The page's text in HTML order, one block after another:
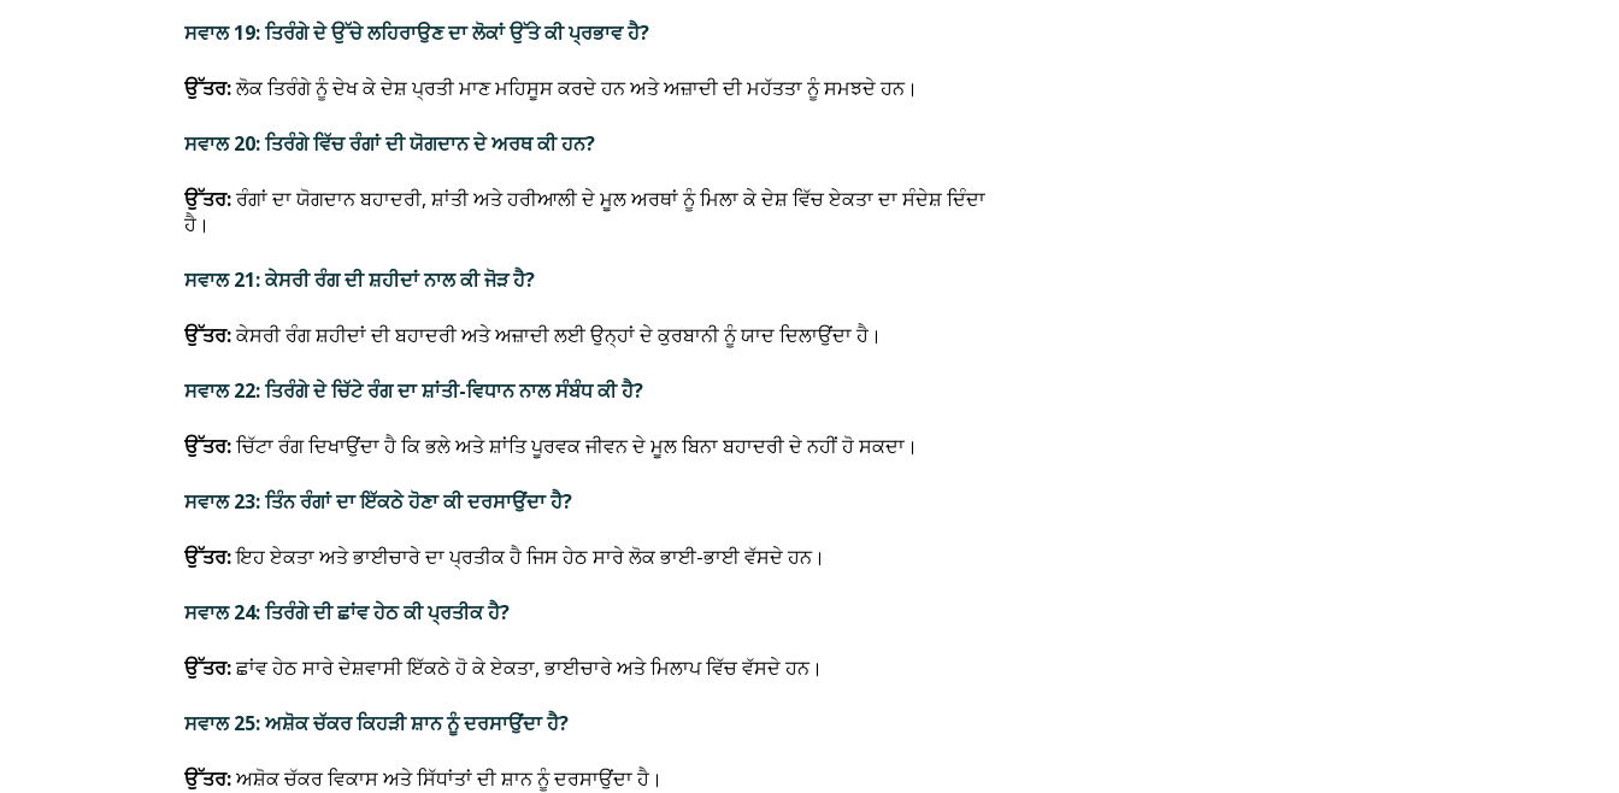
ਸਵਾਲ 19: ਤਿਰੰਗੇ ਦੇ ਉੱਚੇ ਲਹਿਰਾਉਣ ਦਾ ਲੋਕਾਂ ਉੱਤੇ ਕੀ ਪ੍ਰਭਾਵ ਹੈ?
ਉੱਤਰ:ਲੋਕ ਤਿਰੰਗੇ ਨੂੰ ਦੇਖ ਕੇ ਦੇਸ਼ ਪ੍ਰਤੀ ਮਾਣ ਮਹਿਸੂਸ ਕਰਦੇ ਹਨ ਅਤੇ ਅਜ਼ਾਦੀ ਦੀ ਮਹੱਤਤਾ ਨੂੰ ਸਮਝਦੇ ਹਨ।
ਸਵਾਲ 20: ਤਿਰੰਗੇ ਵਿੱਚ ਰੰਗਾਂ ਦੀ ਯੋਗਦਾਨ ਦੇ ਅਰਥ ਕੀ ਹਨ?
ਉੱਤਰ:ਰੰਗਾਂ ਦਾ ਯੋਗਦਾਨ ਬਹਾਦਰੀ, ਸ਼ਾਂਤੀ ਅਤੇ ਹਰੀਆਲੀ ਦੇ ਮੂਲ ਅਰਥਾਂ ਨੂੰ ਮਿਲਾ ਕੇ ਦੇਸ਼ ਵਿੱਚ ਏਕਤਾ ਦਾ ਸੰਦੇਸ਼ ਦਿੰਦਾ
ਹੈ।
ਸਵਾਲ 21: ਕੇਸਰੀ ਰੰਗ ਦੀ ਸ਼ਹੀਦਾਂ ਨਾਲ ਕੀ ਜੋੜ ਹੈ?
ਉੱਤਰ:ਕੇਸਰੀ ਰੰਗ ਸ਼ਹੀਦਾਂ ਦੀ ਬਹਾਦਰੀ ਅਤੇ ਅਜ਼ਾਦੀ ਲਈ ਉਨ੍ਹਾਂ ਦੇ ਕੁਰਬਾਨੀ ਨੂੰ ਯਾਦ ਦਿਲਾਉਂਦਾ ਹੈ।
ਸਵਾਲ 22: ਤਿਰੰਗੇ ਦੇ ਚਿੱਟੇ ਰੰਗ ਦਾ ਸ਼ਾਂਤੀ-ਵਿਧਾਨ ਨਾਲ ਸੰਬੰਧ ਕੀ ਹੈ?
ਉੱਤਰ:ਚਿੱਟਾ ਰੰਗ ਦਿਖਾਉਂਦਾ ਹੈ ਕਿ ਭਲੇ ਅਤੇ ਸ਼ਾਂਤਿ ਪੂਰਵਕ ਜੀਵਨ ਦੇ ਮੂਲ ਬਿਨਾ ਬਹਾਦਰੀ ਦੇ ਨਹੀਂ ਹੋ ਸਕਦਾ।
ਸਵਾਲ 23: ਤਿੰਨ ਰੰਗਾਂ ਦਾ ਇੱਕਠੇ ਹੋਣਾ ਕੀ ਦਰਸਾਉਂਦਾ ਹੈ?
ਉੱਤਰ:ਇਹ ਏਕਤਾ ਅਤੇ ਭਾਈਚਾਰੇ ਦਾ ਪ੍ਰਤੀਕ ਹੈ ਜਿਸ ਹੇਠ ਸਾਰੇ ਲੋਕ ਭਾਈ-ਭਾਈ ਵੱਸਦੇ ਹਨ।
ਸਵਾਲ 24: ਤਿਰੰਗੇ ਦੀ ਛਾਂਵ ਹੇਠ ਕੀ ਪ੍ਰਤੀਕ ਹੈ?
ਉੱਤਰ:ਛਾਂਵ ਹੇਠ ਸਾਰੇ ਦੇਸ਼ਵਾਸੀ ਇੱਕਠੇ ਹੋ ਕੇ ਏਕਤਾ, ਭਾਈਚਾਰੇ ਅਤੇ ਮਿਲਾਪ ਵਿੱਚ ਵੱਸਦੇ ਹਨ।
ਸਵਾਲ 25: ਅਸ਼ੋਕ ਚੱਕਰ ਕਿਹੜੀ ਸ਼ਾਨ ਨੂੰ ਦਰਸਾਉਂਦਾ ਹੈ?
ਉੱਤਰ:ਅਸ਼ੋਕ ਚੱਕਰ ਵਿਕਾਸ ਅਤੇ ਸਿੱਧਾਂਤਾਂ ਦੀ ਸ਼ਾਨ ਨੂੰ ਦਰਸਾਉਂਦਾ ਹੈ।